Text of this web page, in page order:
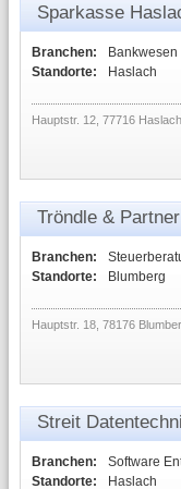
Sparkasse
Branchen:
Bankwesen
Standorte:
Haslach
Hauptstr. 12, 77716 Haslach
Tröndle & Partner
Branchen:
Standorte:
Blumberg
Hauptstr. 18, 78176
Streit
Branchen:
Software
Standorte:
Haslach